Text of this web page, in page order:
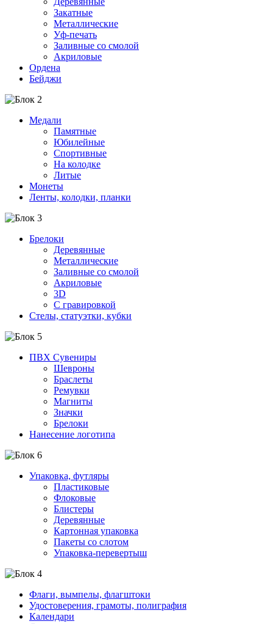
Закатные
Металлические
Уф-печать
Заливные со смолой
Акриловые
Ордена
Бейджи
Медали
Памятные
Юбилейные
Спортивные
На колодке
Литые
Монеты
Ленты, колодки, планки
Брелоки
Деревянные
Металлические
Заливные со смолой
Акриловые
3D
C гравировкой
Стелы, статуэтки, кубки
ПВХ Сувениры
Шевроны
Браслеты
Ремувки
Магниты
Значки
Брелоки
Нанесение логотипа
Упаковка, футляры
Пластиковые
Флоковые
Блистеры
Деревянные
Картонная упаковка
Пакеты со слотом
Упаковка-перевертыш
Флаги, вымпелы, флагштоки
Удостоверения, грамоты, полиграфия
Календари